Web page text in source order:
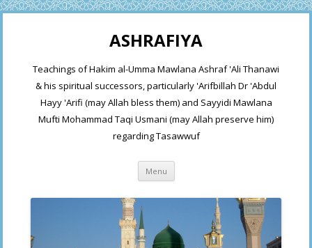
ASHRAFIYA
Teachings of Hakim al-Umma Mawlana Ashraf 'Ali Thanawi
& his spiritual successors, particularly 'Arifbillah Dr 'Abdul
Hayy 'Arifi (may Allah bless them) and Sayyidi Mawlana
Mufti Mohammad Taqi Usmani (may Allah preserve him)
regarding Tasawwuf
Menu Skip
content